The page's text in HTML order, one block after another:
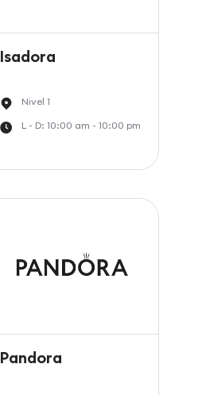
Isadora
Nivel 1
L - D: 10:00 am - 10:00 pm
Pandora